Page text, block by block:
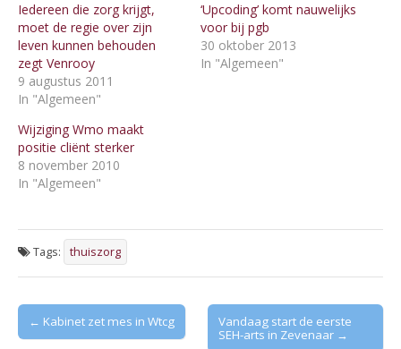
Iedereen die zorg krijgt,
moet de regie over zijn
leven kunnen behouden
zegt Venrooy
9 augustus 2011
In "Algemeen"
‘Upcoding’ komt nauwelijks
voor bij pgb
30 oktober 2013
In "Algemeen"
Wijziging Wmo maakt
positie cliënt sterker
8 november 2010
In "Algemeen"
Tags: thuiszorg
Post
navigation
← Kabinet zet mes in Wtcg
Vandaag start de eerste
SEH-arts in Zevenaar →